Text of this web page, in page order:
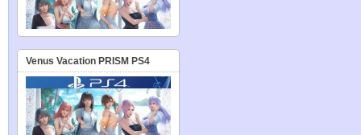
Venus Vacation PRISM PS4